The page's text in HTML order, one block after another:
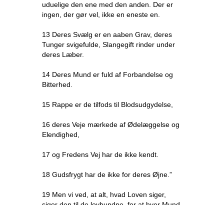
uduelige den ene med den anden. Der er
ingen, der gør vel, ikke en eneste en.
13 Deres Svælg er en aaben Grav, deres
Tunger svigefulde, Slangegift rinder under
deres Læber.
14 Deres Mund er fuld af Forbandelse og
Bitterhed.
15 Rappe er de tilfods til Blodsudgydelse,
16 deres Veje mærkede af Ødelæggelse og
Elendighed,
17 og Fredens Vej har de ikke kendt.
18 Gudsfrygt har de ikke for deres Øjne.”
19 Men vi ved, at alt, hvad Loven siger,